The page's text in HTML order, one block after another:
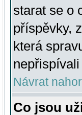
starat se o
příspěvky,
která
nepřispívali
Návrat
Co jsou